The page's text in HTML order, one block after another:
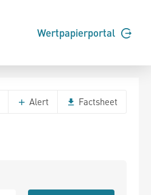
Wertpapierportal
Alert Factsheet